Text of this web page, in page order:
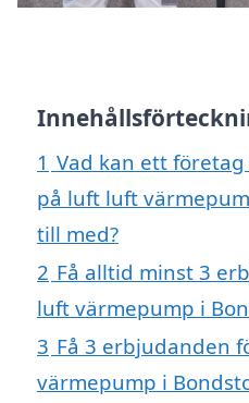
1 Vad kan ett
på luft luft
till med?
2 Få alltid minst 3
luft värmepump i
3 Få 3 erbjudanden
värmepump i